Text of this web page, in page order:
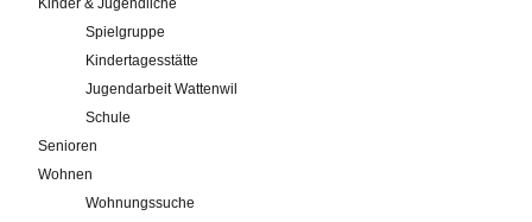
Kinder & Jugendliche
Spielgruppe
Kindertagesstätte
Jugendarbeit Wattenwil
Schule
Senioren
Wohnen
Wohnungssuche